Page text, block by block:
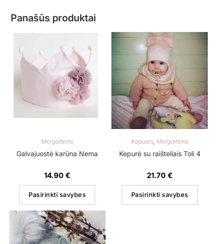
Panašūs produktai
Mergaitėms
Galvajuostė karūna Nema
14.90€
Pasirinkti savybes
Kepurės, Mergaitėms
Kepurė su raišteliais Toli 4
21.70€
Pasirinkti savybes